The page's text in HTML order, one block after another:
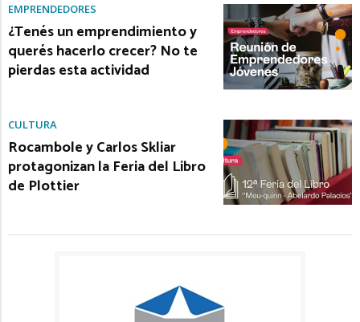
EMPRENDEDORES
¿Tenés un emprendimiento y
querés hacerlo crecer? No te
pierdas esta actividad
CULTURA
Rocambole y Carlos Skliar
protagonizan la Feria del Libro
de Plottier